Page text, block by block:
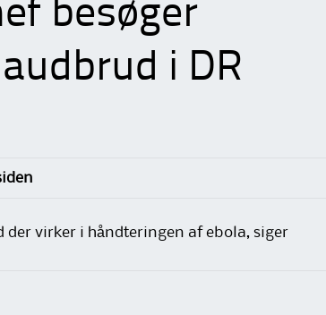
besøger
i DR
der virker i håndteringen af ebola, siger